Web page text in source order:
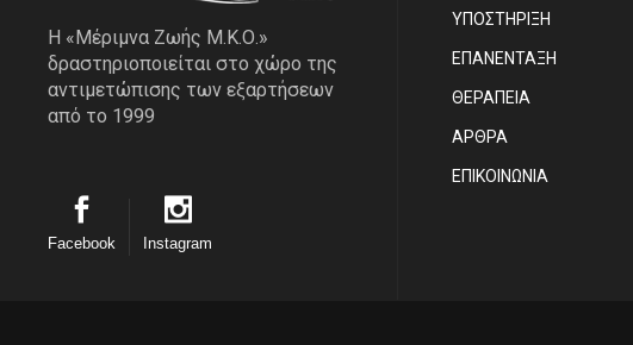
Η «Μέριμνα Ζωής Μ.Κ.Ο.»
δραστηριοποιείται στο χώρο της
αντιμετώπισης των εξαρτήσεων
από το 1999
Facebook Instagram
ΥΠΟΣΤΗΡΙΞΗ
ΕΠΑΝΕΝΤΑΞΗ
ΘΕΡΑΠΕΙΑ
ΑΡΘΡΑ
EΠΙΚΟΙΝΩΝΙΑ